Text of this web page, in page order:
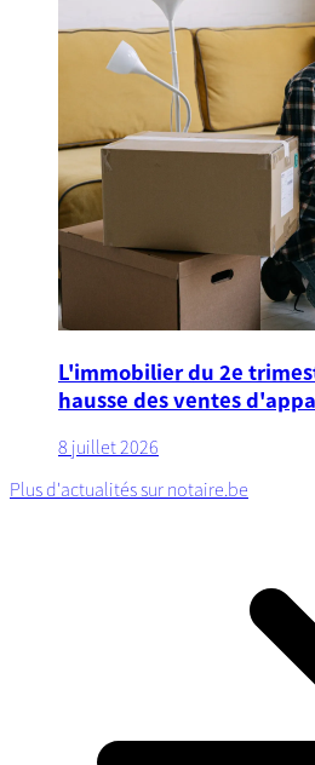
L'immobilier du 2e
hausse des ventes
8 juillet 2026
Plus d'actualités sur notaire.be